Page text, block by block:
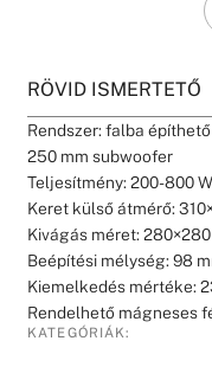
RÖVID ISMERTETŐ
Rendszer: falba
250 mm subwoofer
Teljesítmény: 200-800 W
Keret külső átmérő:
Kivágás méret:
Beépítési mélység: 98
Kiemelkedés mértéke:
Rendelhető mágneses
KATEGÓRIÁK: